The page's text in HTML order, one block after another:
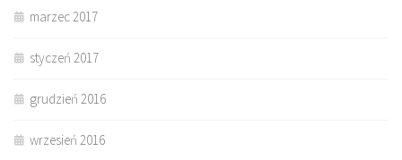
marzec 2017
styczeń 2017
grudzień 2016
wrzesień 2016